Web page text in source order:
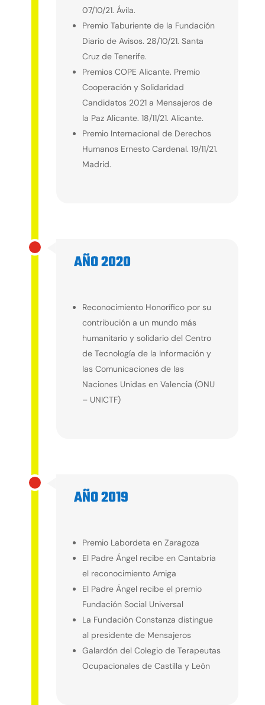
07/10/21. Ávila.
Premio Taburiente de la Fundación
Diario de Avisos. 28/10/21. Santa
Cruz de Tenerife.
Premios COPE Alicante. Premio
Cooperación y Solidaridad
Candidatos 2021 a Mensajeros de
la Paz Alicante. 18/11/21. Alicante.
Premio Internacional de Derechos
Humanos Ernesto Cardenal. 19/11/21.
Madrid.
AÑO 2020
Reconocimiento Honorífico por su
contribución a un mundo más
humanitario y solidario del Centro
de Tecnología de la Información y
las Comunicaciones de las
Naciones Unidas en Valencia (ONU
– UNICTF)
AÑO 2019
Premio Labordeta en Zaragoza
El Padre Ángel recibe en Cantabria
el reconocimiento Amiga
El Padre Ángel recibe el premio
Fundación Social Universal
La Fundación Constanza distingue
al presidente de Mensajeros
Galardón del Colegio de Terapeutas
Ocupacionales de Castilla y León